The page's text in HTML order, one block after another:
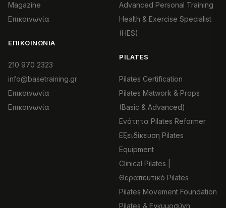
Magazine
Επικοινωνία
ΕΠΙΚΟΙΝΩΝΊΑ
210 970 2323
info@basetraining.gr
Επικοινωνία
Επικοινωνία
Advanced Personal Training
Health & Exercise Specialist
(HES)
PILATES
Pilates Certification
Pilates Matwork & Props
(Basic & Advanced)
Ενότητα Pilates Reformer
Εξειδίκευση Pilates
Equipment
Clinical Pilates |
Θεραπευτικό Pilates
Pilates Movement Foundation
Pilates & Εγκυμοσύνη